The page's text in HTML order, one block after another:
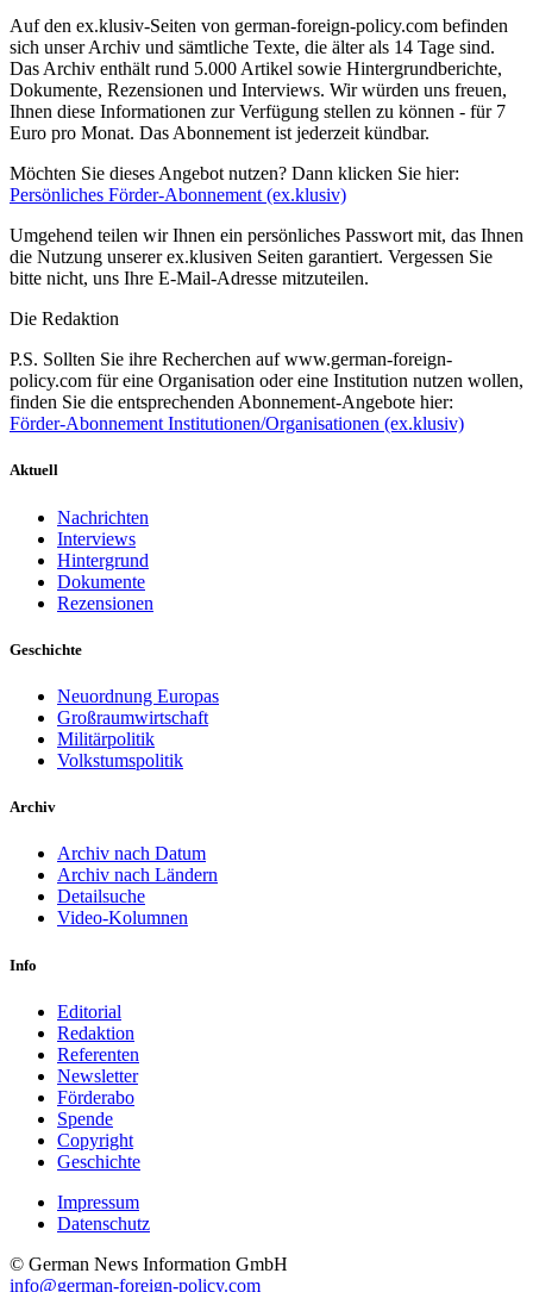
Auf den ex.klusiv-Seiten von german-foreign-policy.com befinden
sich unser Archiv und sämtliche Texte, die älter als 14 Tage sind.
Das Archiv enthält rund 5.000 Artikel sowie Hintergrundberichte,
Dokumente, Rezensionen und Interviews. Wir würden uns freuen,
Ihnen diese Informationen zur Verfügung stellen zu können - für 7
Euro pro Monat. Das Abonnement ist jederzeit kündbar.
Möchten Sie dieses Angebot nutzen? Dann klicken Sie hier:
Persönliches Förder-Abonnement (ex.klusiv)
Umgehend teilen wir Ihnen ein persönliches Passwort mit, das Ihnen
die Nutzung unserer ex.klusiven Seiten garantiert. Vergessen Sie
bitte nicht, uns Ihre E-Mail-Adresse mitzuteilen.
Die Redaktion
P.S. Sollten Sie ihre Recherchen auf www.german-foreign-
policy.com für eine Organisation oder eine Institution nutzen wollen,
finden Sie die entsprechenden Abonnement-Angebote hier:
Förder-Abonnement Institutionen/Organisationen (ex.klusiv)
Aktuell
Nachrichten
Interviews
Hintergrund
Dokumente
Rezensionen
Geschichte
Neuordnung Europas
Großraumwirtschaft
Militärpolitik
Volkstumspolitik
Archiv
Archiv nach Datum
Archiv nach Ländern
Detailsuche
Video-Kolumnen
Info
Editorial
Redaktion
Referenten
Newsletter
Förderabo
Spende
Copyright
Geschichte
Impressum
Datenschutz
© German News Information GmbH
info@german-foreign-policy.com